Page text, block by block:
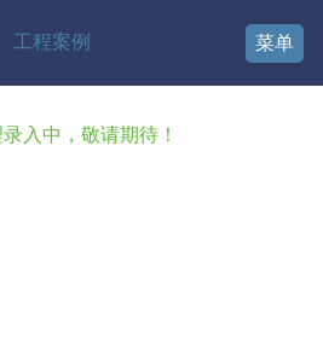
工程案例 菜单
入中，敬请期待！